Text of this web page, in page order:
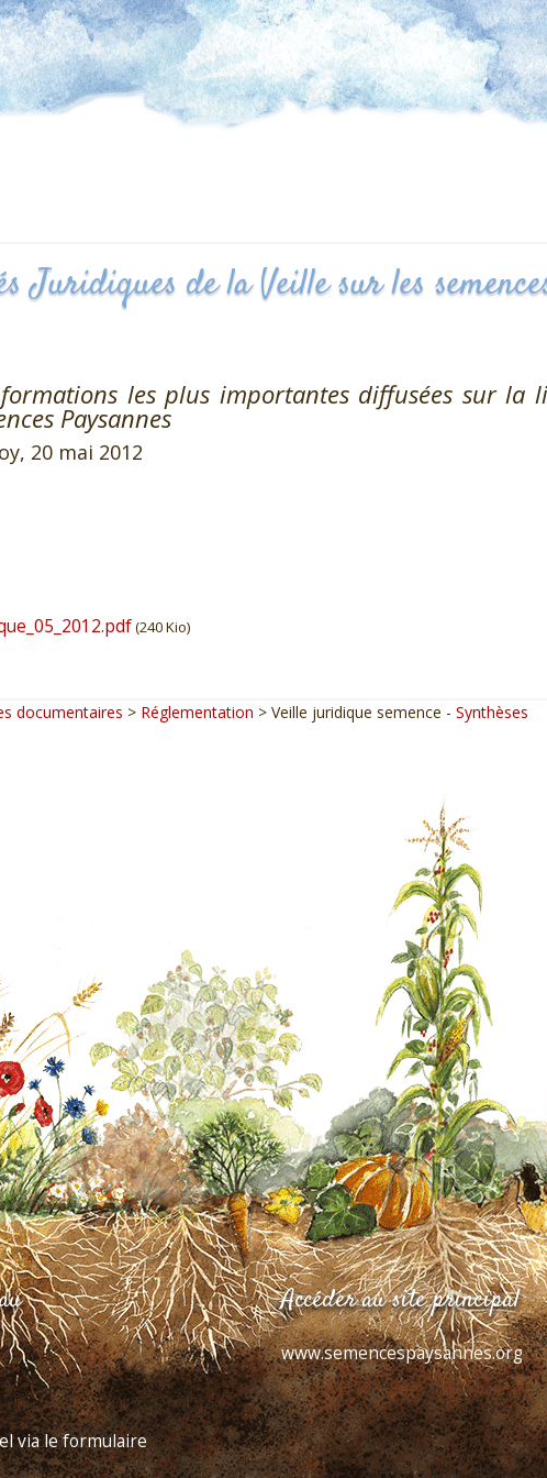
Juridiques de la Veille sur les
les plus importantes diffusées sur la
Paysannes
20 mai 2012
(240 Kio)
documentaires > Réglementation > Veille juridique semence - Synthèses
via le formulaire
Accéder au site principal
www.semencespaysannes.org